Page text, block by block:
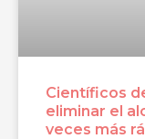
Científicos
eliminar el
veces más